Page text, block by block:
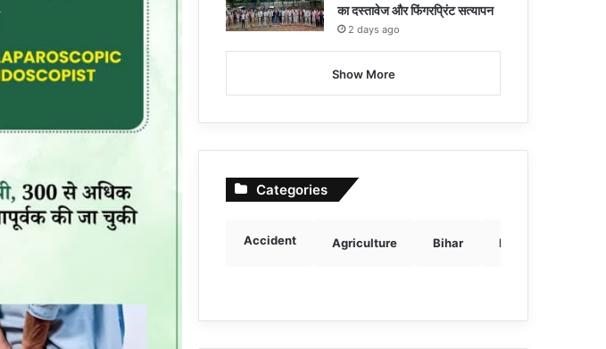
का दस्तावेज और फिंगरप्रिंट सत्यापन
2 days ago
Show More
Categories
Accident Agriculture Bihar Breaking news